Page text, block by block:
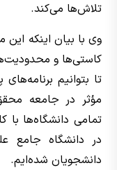
تلاش‌ها می‌کند.
وی با بیان اینکه این
کاستی‌ها و
تا بتوانیم
مؤثر در جامعه
تمامی دانشگاه‌ها با
در دانشگاه جامع
دانشجویان شده‌ایم.